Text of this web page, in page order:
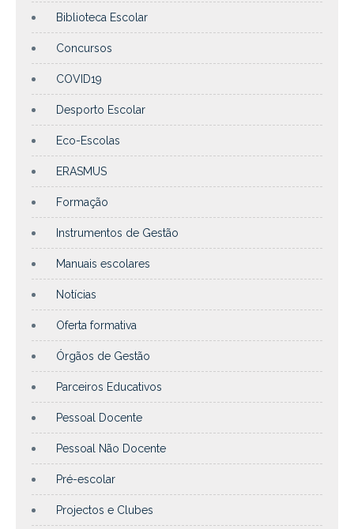
Biblioteca Escolar
Concursos
COVID19
Desporto Escolar
Eco-Escolas
ERASMUS
Formação
Instrumentos de Gestão
Manuais escolares
Notícias
Oferta formativa
Órgãos de Gestão
Parceiros Educativos
Pessoal Docente
Pessoal Não Docente
Pré-escolar
Projectos e Clubes